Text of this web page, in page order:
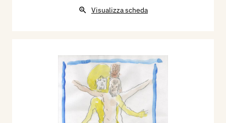
Visualizza scheda